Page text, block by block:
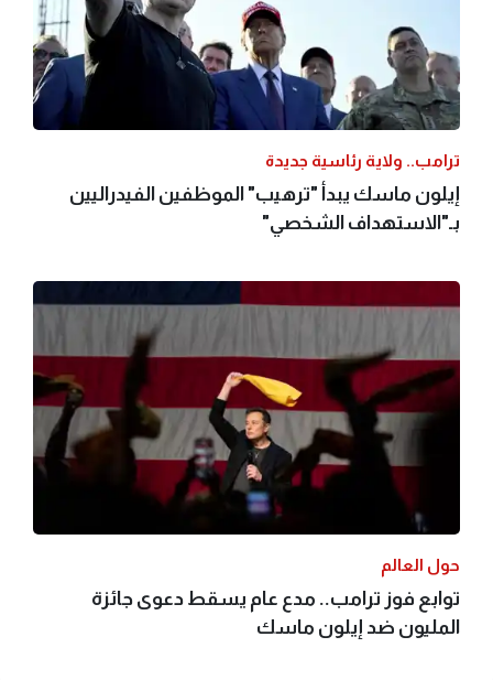
ترامب.. ولاية رئاسية جديدة
إيلون ماسك يبدأ "ترهيب" الموظفين الفيدراليين
بـ"الاستهداف الشخصي"
حول العالم
توابع فوز ترامب.. مدع عام يسقط دعوى جائزة
المليون ضد إيلون ماسك